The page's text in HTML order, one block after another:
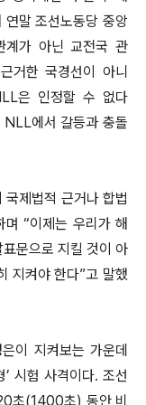
말 조선노동당 중앙
계가 아닌 교전국 관
거한 국경선이 아니
은 인정할 수 없다
에서 갈등과 충돌
제법적 근거나 합법
“이제는 우리가 해
문으로 지킬 것이 아
지켜야 한다”고 말했
이 지켜보는 가운데
시험 사격이다. 조선
초(1400초) 동안 비